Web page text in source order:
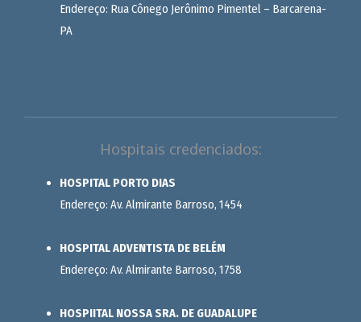
Endereço: Rua Cônego Jerônimo Pimentel – Barcarena-
PA
Hospitais credenciados:
HOSPITAL PORTO DIAS
Endereço: Av. Almirante Barroso, 1454
HOSPITAL ADVENTISTA DE BELÉM
Endereço: Av. Almirante Barroso, 1758
HOSPIITAL NOSSA SRA. DE GUADALUPE